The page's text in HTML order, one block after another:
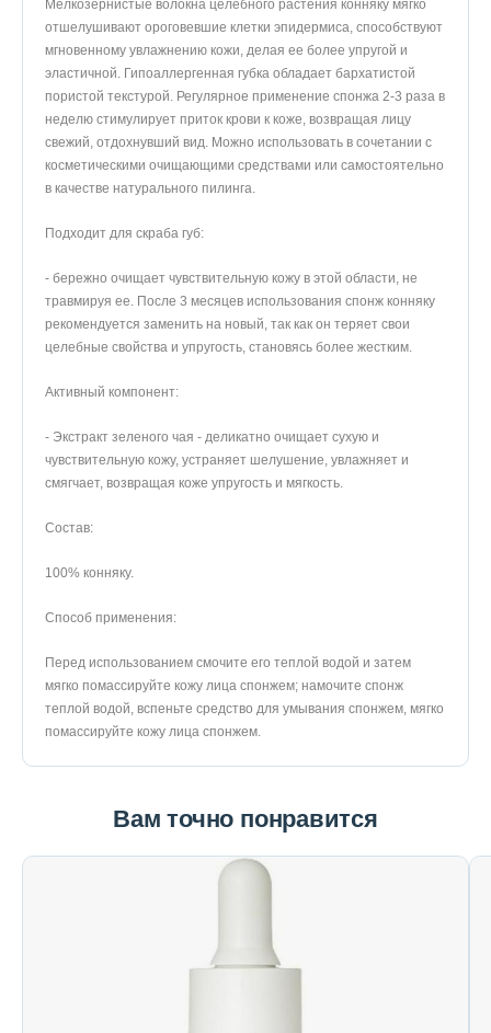
Мелкозернистые волокна целебного растения конняку мягко
отшелушивают ороговевшие клетки эпидермиса, способствуют
мгновенному увлажнению кожи, делая ее более упругой и
эластичной. Гипоаллергенная губка обладает бархатистой
пористой текстурой. Регулярное применение спонжа 2-3 раза в
неделю стимулирует приток крови к коже, возвращая лицу
свежий, отдохнувший вид. Можно использовать в сочетании с
косметическими очищающими средствами или самостоятельно
в качестве натурального пилинга.
Подходит для скраба губ:
- бережно очищает чувствительную кожу в этой области, не
травмируя ее. После 3 месяцев использования спонж конняку
рекомендуется заменить на новый, так как он теряет свои
целебные свойства и упругость, становясь более жестким.
Активный компонент:
- Экстракт зеленого чая - деликатно очищает сухую и
чувствительную кожу, устраняет шелушение, увлажняет и
смягчает, возвращая коже упругость и мягкость.
Состав:
100% конняку.
Способ применения:
Перед использованием смочите его теплой водой и затем
мягко помассируйте кожу лица спонжем; намочите спонж
теплой водой, вспеньте средство для умывания спонжем, мягко
помассируйте кожу лица спонжем.
Вам точно понравится